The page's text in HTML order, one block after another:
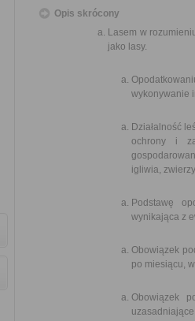
Opis skrócony
Lasem w
jako lasy.
wykonywanie
Działalność
ochrony i
igliwia,
Podstawę
wynikająca z
Obowiązek
po miesiącu,
Obowiązek